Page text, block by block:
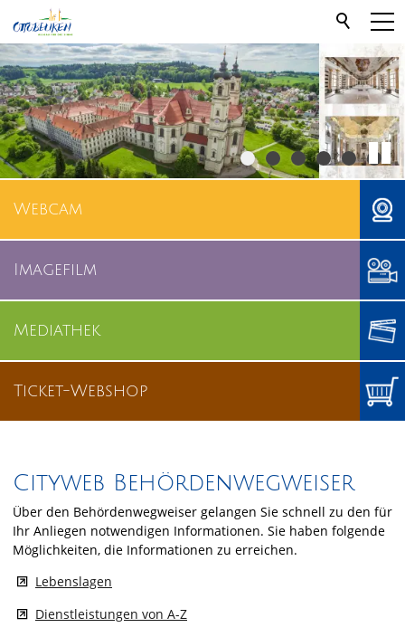
Webcam
Imagefilm
Mediathek
Ticket-Webshop
Cityweb Behördenwegweiser
Über den Behördenwegweiser gelangen Sie schnell zu den für
Ihr Anliegen notwendigen Informationen. Sie haben folgende
Möglichkeiten, die Informationen zu erreichen.
Lebenslagen
Dienstleistungen von A-Z